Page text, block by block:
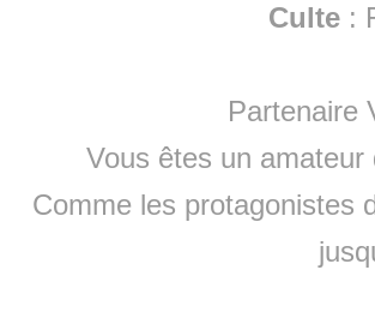
Culte :
Partenaire
Vous êtes un amateur
Comme les protagonistes